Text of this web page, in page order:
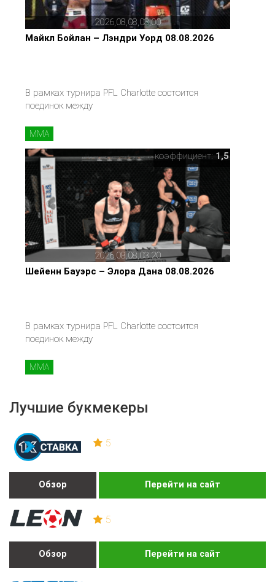
Лучшие букмекеры
5
Обзор Перейти на сайт
5
Обзор Перейти на сайт
2026,08,08,03,00
Майкл Бойлан – Лэндри Уорд 08.08.2026
В рамках турнира PFL Charlotte состоится
поединок между
MMA
2026,08,08,03,20
коэффициент: 1,5
Шейенн Бауэрс – Элора Дана 08.08.2026
В рамках турнира PFL Charlotte состоится
поединок между
MMA